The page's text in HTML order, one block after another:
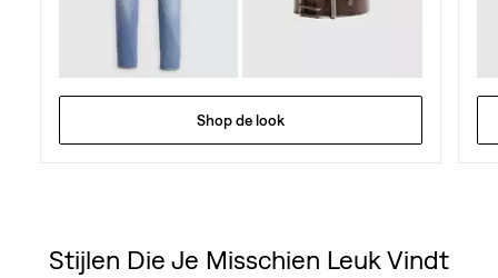
Shop de look
Stijlen Die Je Misschien Leuk Vindt